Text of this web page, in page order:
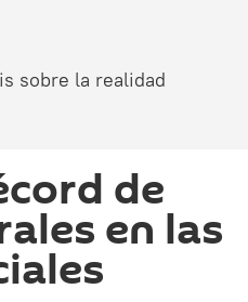
sobre la realidad
de
en las